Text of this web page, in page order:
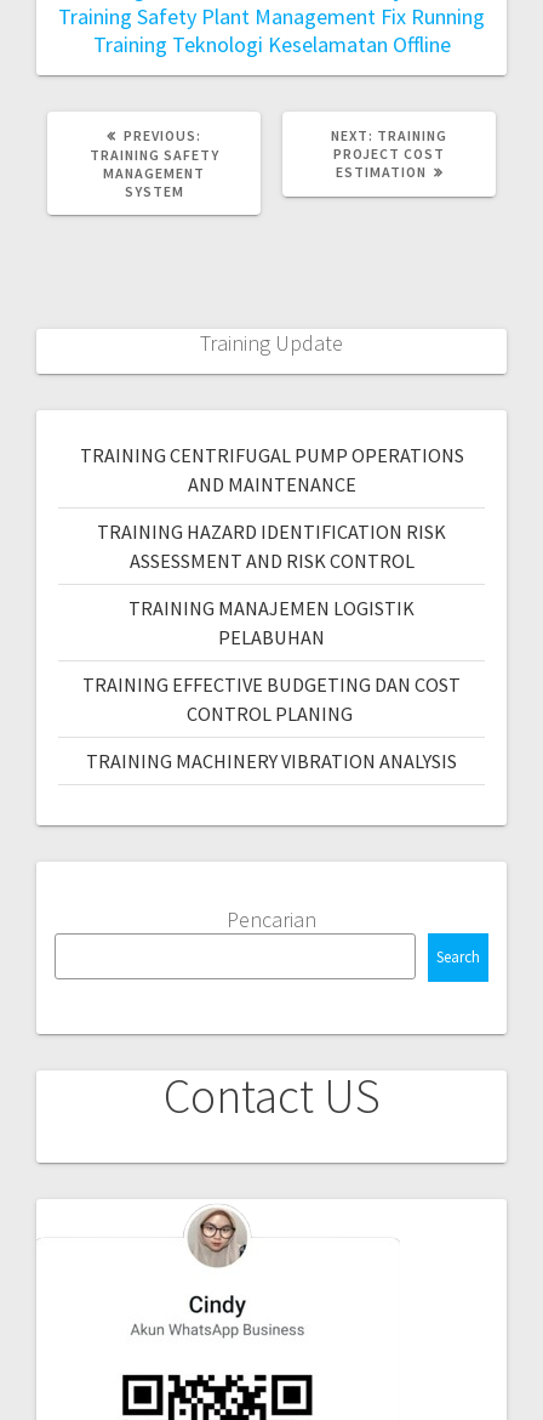
Training Safety Plant Management Fix Running
Training Teknologi Keselamatan Offline
PREVIOUS:
TRAINING SAFETY
MANAGEMENT
SYSTEM
NEXT: TRAINING
PROJECT COST
ESTIMATION
Training Update
TRAINING CENTRIFUGAL PUMP OPERATIONS
AND MAINTENANCE
TRAINING HAZARD IDENTIFICATION RISK
ASSESSMENT AND RISK CONTROL
TRAINING MANAJEMEN LOGISTIK
PELABUHAN
TRAINING EFFECTIVE BUDGETING DAN COST
CONTROL PLANING
TRAINING MACHINERY VIBRATION ANALYSIS
Pencarian
Search
Contact US